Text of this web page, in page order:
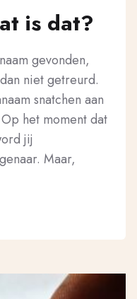
is dat?
gevonden,
niet getreurd.
snatchen aan
het moment dat
jij
Maar,